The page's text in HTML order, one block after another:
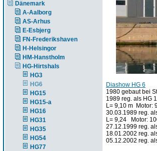
Dänemark
A-Aalborg
AS-Arhus
E-Esbjerg
FN-Frederikshaven
H-Helsingor
HM-Hanstholm
HG-Hirtshals
HG3
HG6
HG15
HG15-a
HG16
HG31
HG35
HG54
HG77
Diashow HG 6
1980 gebaut bei
1989 reg. als HG
L= 9,10 m Motor:
30.03.1989 reg.
L= 9,24 Motor:
27.12.1999 reg.
18.01.2002 reg.
05.12.2002 reg.